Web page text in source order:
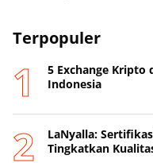
Terpopuler
5 Exchange Kripto
Indonesia
LaNyalla:
Tingkatkan